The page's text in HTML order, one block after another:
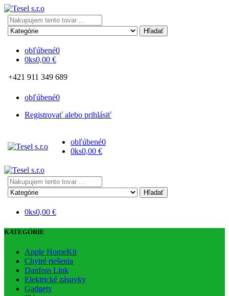
Search
here
obľúbené0
0ks0,00 €
+421 911 349 689
obľúbené0
Registrovať alebo prihlásiť
obľúbené0
0ks0,00 €
Search
here
0ks0,00 €
KATEGÓRIE
Apple HomeKit
Chytré riešenia
Danfoss Link
Elektrické zásuvky
Gadgety